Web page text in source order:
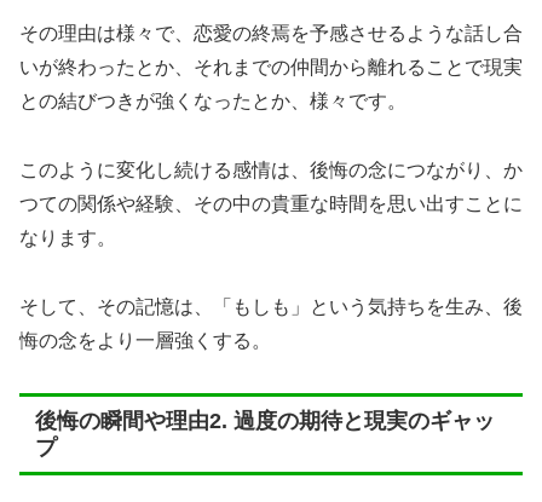
その理由は様々で、恋愛の終焉を予感させるような話し合
いが終わったとか、それまでの仲間から離れることで現実
との結びつきが強くなったとか、様々です。
このように変化し続ける感情は、後悔の念につながり、か
つての関係や経験、その中の貴重な時間を思い出すことに
なります。
そして、その記憶は、「もしも」という気持ちを生み、後
悔の念をより一層強くする。
後悔の瞬間や理由2. 過度の期待と現実のギャッ
プ